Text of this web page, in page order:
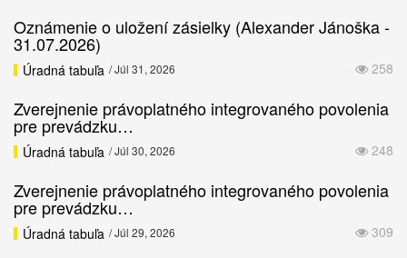
Oznámenie o uložení zásielky (Alexander Jánoška -
31.07.2026)
258
Úradná tabuľa / Júl 31, 2026
Zverejnenie právoplatného integrovaného povolenia
pre prevádzku…
248
Úradná tabuľa / Júl 30, 2026
Zverejnenie právoplatného integrovaného povolenia
pre prevádzku…
309
Úradná tabuľa / Júl 29, 2026